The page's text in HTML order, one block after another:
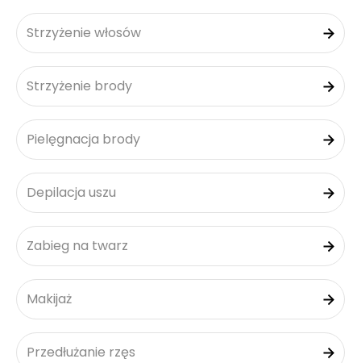
Strzyżenie włosów
Strzyżenie brody
Pielęgnacja brody
Depilacja uszu
Zabieg na twarz
Makijaż
Przedłużanie rzęs